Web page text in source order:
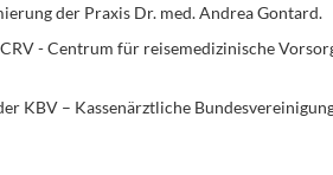
der Praxis Dr. med. Andrea Gontard.
- Centrum für reisemedizinische
KBV – Kassenärztliche